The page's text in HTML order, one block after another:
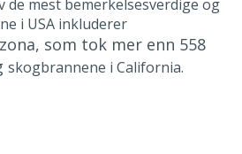
de mest bemerkelsesverdige og
i USA inkluderer
som tok mer enn 558
skogbrannene i California.